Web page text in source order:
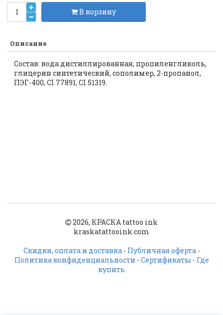
В корзину
Описание
Состав: вода дистиллированная, пропиленгликоль,
глицерин синтетический, сополимер, 2-пропанол,
ПЭГ-400, CI 77891, CI 51319.
2026, КРАСКА tattoo ink
kraskatattooink.com
Скидки, оплата и доставка - Публичная оферта -
Политика конфиденциальности - Сертификаты - Где
купить